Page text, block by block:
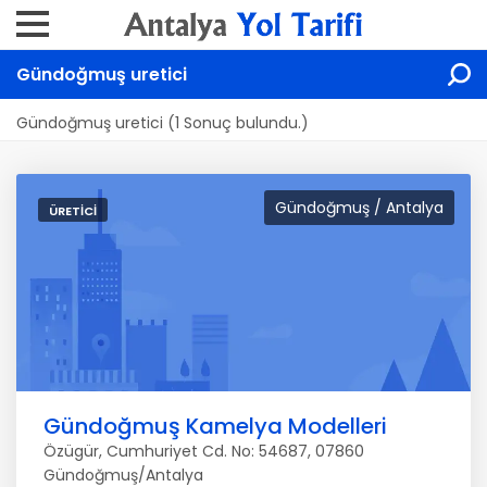
Gündoğmuş uretici
Gündoğmuş uretici (1 Sonuç bulundu.)
Gündoğmuş / Antalya
ÜRETICI
Gündoğmuş Kamelya Modelleri
Özügür, Cumhuriyet Cd. No: 54687, 07860
Gündoğmuş/Antalya